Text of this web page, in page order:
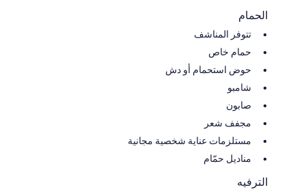
الحمام
تتوفر المناشف
حمام خاص
حوض استحمام أو دش
شامبو
صابون
مجفف شعر
مستلزمات عناية شخصية مجانية
مناديل حمّام
الترفيه